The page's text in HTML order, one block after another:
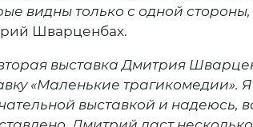
видны только с одной стороны,
Шварценбах.
выставка Дмитрия
«Маленькие трагикомедии».
выставкой и надеюсь,